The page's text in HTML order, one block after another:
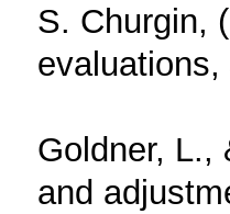
S. Churgin,
Goldner, L.,
and